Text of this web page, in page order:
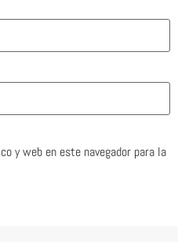
y web en este navegador para la